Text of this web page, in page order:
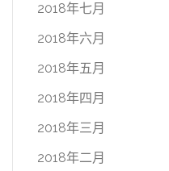
2018年七月
2018年六月
2018年五月
2018年四月
2018年三月
2018年二月